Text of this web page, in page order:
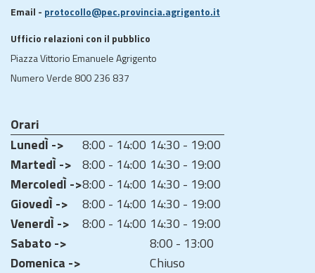
Email - protocollo@pec.provincia.agrigento.it
Ufficio relazioni con il pubblico
Piazza Vittorio Emanuele Agrigento
Numero Verde 800 236 837
Orari
LunedÌ ->
8:00 - 14:00 14:30 - 19:00
MartedÌ -> 8:00 - 14:00 14:30 - 19:00
MercoledÌ ->8:00 - 14:00 14:30 - 19:00
GiovedÌ ->
8:00 - 14:00 14:30 - 19:00
VenerdÌ ->
8:00 - 14:00 14:30 - 19:00
Sabato ->
8:00 - 13:00
Domenica ->
Chiuso